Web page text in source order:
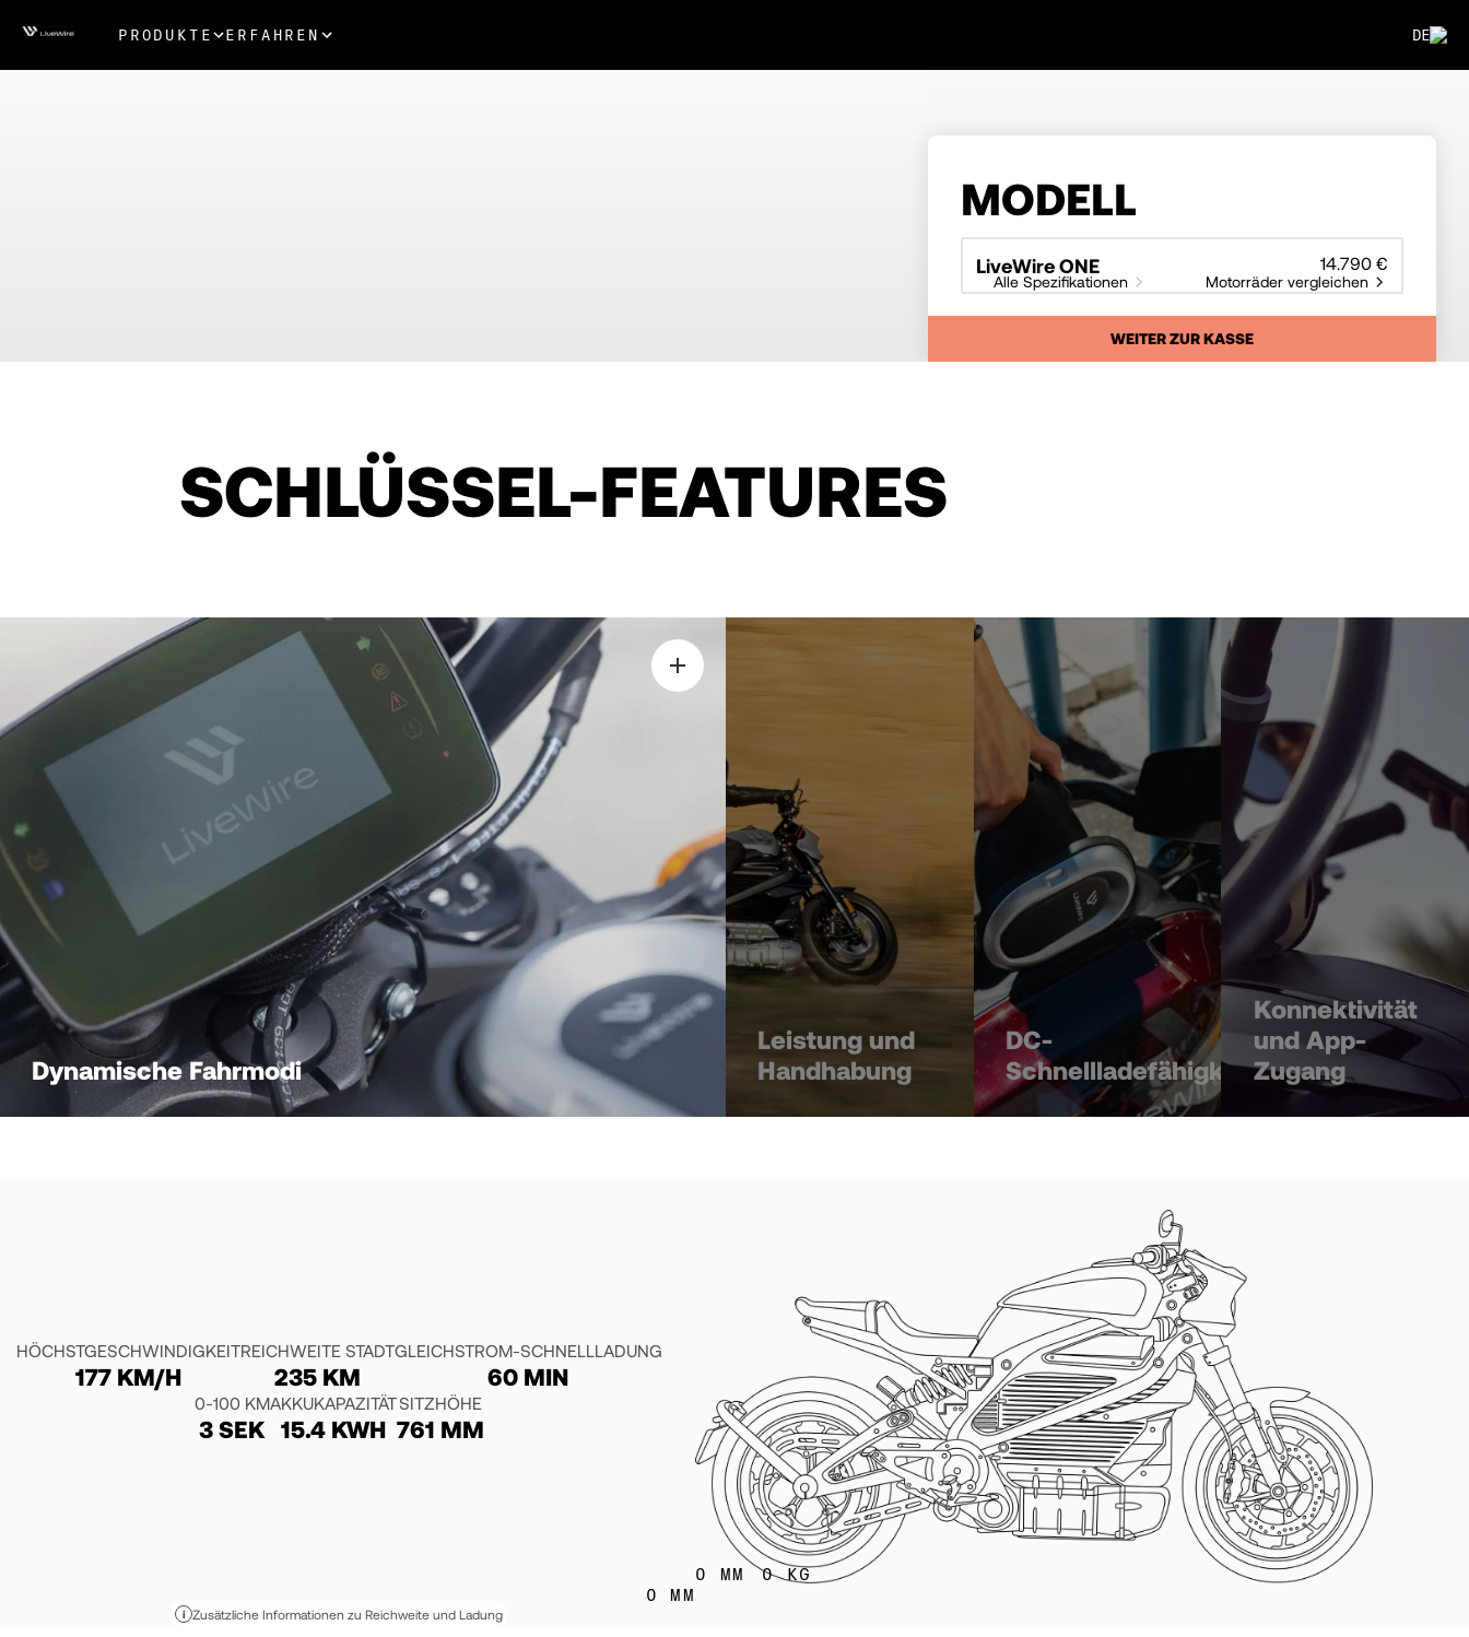
PRODUKTE ERFAHREN DE
MODELL
LiveWire ONE 14.790 €
Alle Spezifikationen Motorräder vergleichen
WEITER ZUR KASSE
SCHLÜSSEL-FEATURES
Dynamische Fahrmodi
Leistung und
Handhabung
DC-
Schnellladefähigkeit
Konnektivität
und App-
Zugang
HÖCHSTGESCHWINDIGKEIT
177 KM/H
REICHWEITE STADT
235 KM
GLEICHSTROM-SCHNELLLADUNG
60 MIN
0-100 KM
3 SEK
AKKUKAPAZITÄT
15.4 KWH
SITZHÖHE
761 MM
i Zusätzliche Informationen zu Reichweite und Ladung
0 MM
0 MM 0KG